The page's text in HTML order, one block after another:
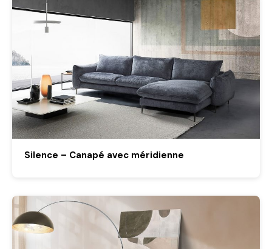
Silence – Canapé avec méridienne